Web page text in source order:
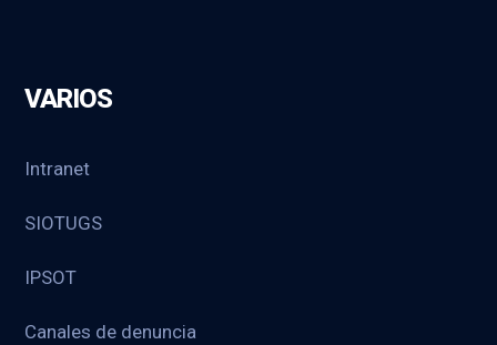
VARIOS
Intranet
SIOTUGS
IPSOT
Canales de denuncia